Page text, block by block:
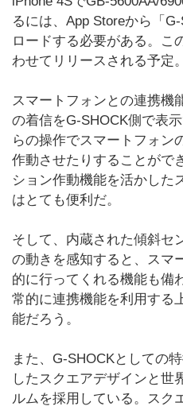
るには、App Storeから「
ロードする必要がある。こ
わせてリリースされる予定。
スマートフォンとの連携機
の着信をG-SHOCK側で表
らの操作でスマートフォン
作動させたりすることがで
ション作動機能を活かした
はとても便利だ。
そして、内蔵された傾斜セ
の動きを感知すると、スマ
的に行ってくれる機能も備
常的に連携機能を利用する
能だろう。
また、G-SHOCKとしての
したスクエアデザインと世
ルムを採用している。スク